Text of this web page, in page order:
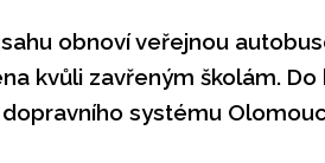
obnoví veřejnou
kvůli zavřeným školám.
systému